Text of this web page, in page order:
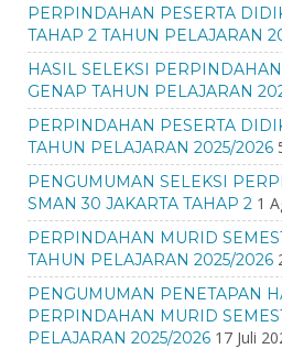
PERPINDAHAN PESERTA
TAHAP 2 TAHUN PELAJARAN
HASIL SELEKSI
GENAP TAHUN PELAJARAN
PERPINDAHAN PESERTA
TAHUN PELAJARAN 2025/2026
PENGUMUMAN SELEKSI
SMAN 30 JAKARTA TAHAP 2 1
PERPINDAHAN MURID
TAHUN PELAJARAN 2025/2026
PENGUMUMAN PENETAPAN
PERPINDAHAN MURID
PELAJARAN 2025/2026 17 Juli